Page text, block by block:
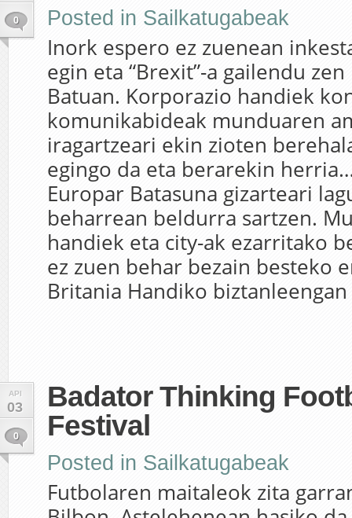
0 Posted in Sailkatugabeak
Inork espero ez zuenean
egin eta “Brexit”-a gailendu
Batuan. Korporazio handiek
komunikabideak munduaren
iragartzeari ekin zioten
egingo da eta berarekin
Europar Batasuna gizarteari
beharrean beldurra sartzen.
handiek eta city-ak ezarritako
ez zuen behar bezain besteko
Britania Handiko biztanleengan
API
03
0
Badator Thinking
Festival
Posted in Sailkatugabeak
Futbolaren maitaleok zita